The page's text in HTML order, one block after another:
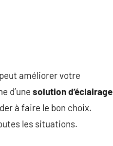
améliorer votre
d’une solution d’éclairage
à faire le bon choix.
les situations.